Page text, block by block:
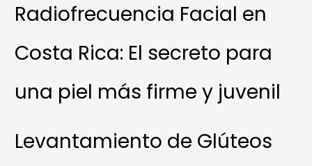
Radiofrecuencia Facial en
Costa Rica: El secreto para
una piel más firme y juvenil
Levantamiento de Glúteos